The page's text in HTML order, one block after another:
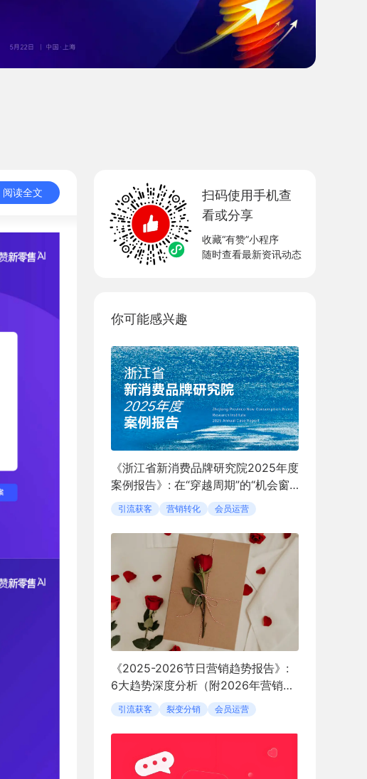
阅读全文
扫码使用手机查
看或分享
收藏“有赞”小程序
随时查看最新资讯动态
你可能感兴趣
《浙江省新消费品牌研究院2025年度
案例报告》: 在“穿越周期”的“机会窗
口”中定义新消费
引流获客 营销转化 会员运营
《2025-2026节日营销趋势报告》:
6大趋势深度分析（附2026年营销日
历）
引流获客 裂变分销 会员运营